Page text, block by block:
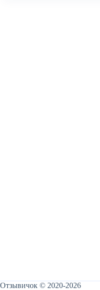
Отзывичок © 2020-2026